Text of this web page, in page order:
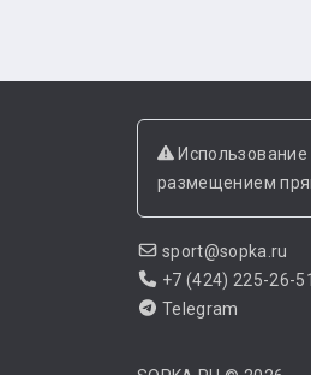
размещением
sport@sopka.ru
+7 (424) 225-26-51
Telegram